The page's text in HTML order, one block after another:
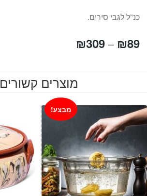
כנ"ל לגבי סירים.
₪89
–
₪309
עד
מוצרים קשורים
מבצע!